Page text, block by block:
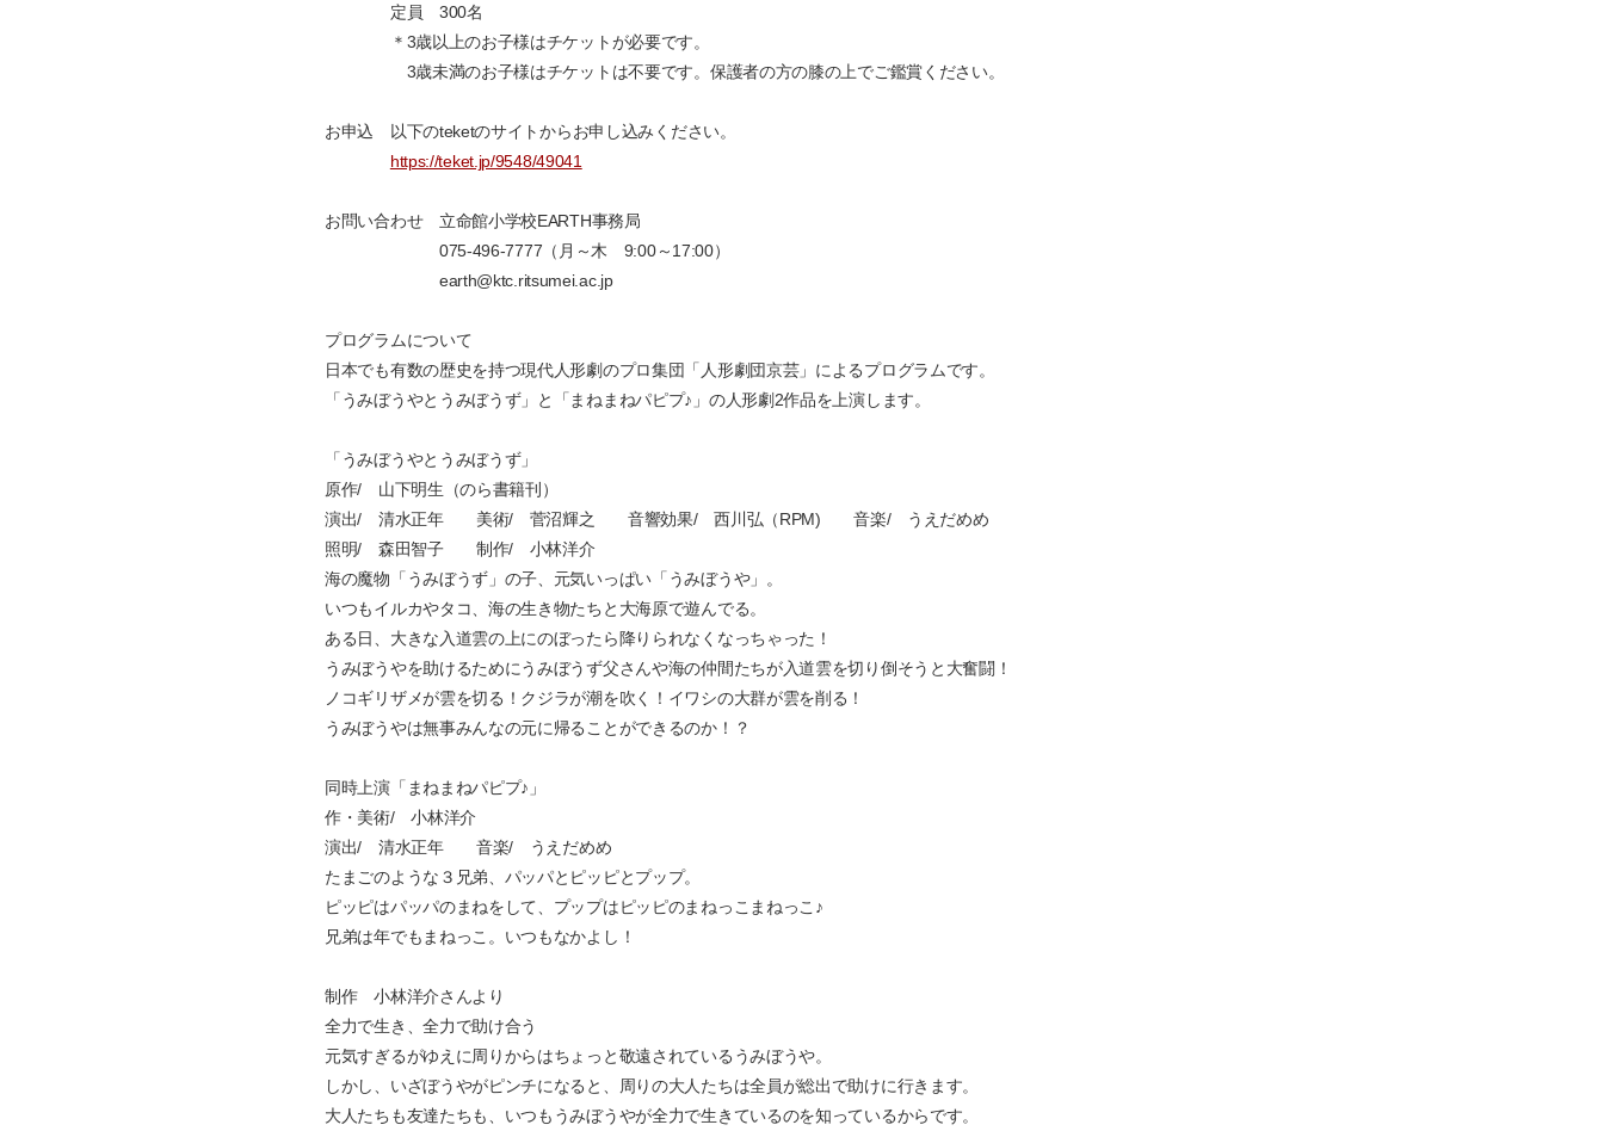
定員 300名
＊3歳以上のお子様はチケットが必要です。
3歳未満のお子様はチケットは不要です。保護者の方の膝の上でご鑑賞ください。
お申込 以下のteketのサイトからお申し込みください。
https://teket.jp/9548/49041
お問い合わせ 立命館小学校EARTH事務局
075-496-7777（月～木 9:00～17:00）
earth@ktc.ritsumei.ac.jp
プログラムについて
日本でも有数の歴史を持つ現代人形劇のプロ集団「人形劇団京芸」によるプログラムです。
「うみぼうやとうみぼうず」と「まねまねパピプ♪」の人形劇2作品を上演します。
「うみぼうやとうみぼうず」
原作/ 山下明生（のら書籍刊）
演出/ 清水正年 美術/ 菅沼輝之 音響効果/ 西川弘（RPM) 音楽/ うえだめめ
照明/ 森田智子 制作/ 小林洋介
海の魔物「うみぼうず」の子、元気いっぱい「うみぼうや」。
いつもイルカやタコ、海の生き物たちと大海原で遊んでる。
ある日、大きな入道雲の上にのぼったら降りられなくなっちゃった！
うみぼうやを助けるためにうみぼうず父さんや海の仲間たちが入道雲を切り倒そうと大奮闘！
ノコギリザメが雲を切る！クジラが潮を吹く！イワシの大群が雲を削る！
うみぼうやは無事みんなの元に帰ることができるのか！？
同時上演「まねまねパピプ♪」
作・美術/ 小林洋介
演出/ 清水正年 音楽/ うえだめめ
たまごのような３兄弟、パッパとピッピとプップ。
ピッピはパッパのまねをして、プップはピッピのまねっこまねっこ♪
兄弟は年でもまねっこ。いつもなかよし！
制作 小林洋介さんより
全力で生き、全力で助け合う
元気すぎるがゆえに周りからはちょっと敬遠されているうみぼうや。
しかし、いざぼうやがピンチになると、周りの大人たちは全員が総出で助けに行きます。
大人たちも友達たちも、いつもうみぼうやが全力で生きているのを知っているからです。